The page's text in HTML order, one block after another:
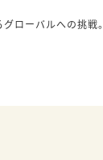
ローバルへの挑戦。